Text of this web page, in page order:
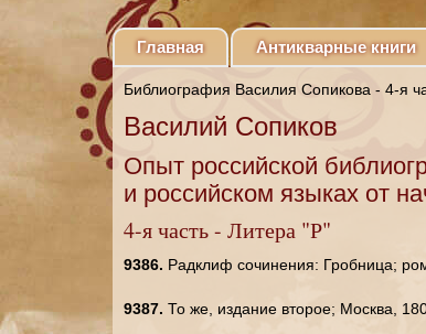
Главная Антикварные книги
Библиография Василия Сопикова - 4-я
Василий Сопиков
Опыт российской
и российском языках от
4-я часть - Литера "Р"
9386. Радклиф сочинения: Гробница;
9387. То же, издание второе; Москва,